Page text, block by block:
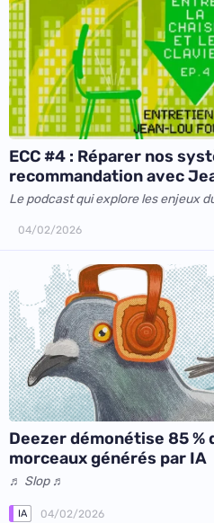
ECC #4 : Réparer nos
recommandation avec
Le podcast qui explore les enjeux
04/02/2026
Deezer démonétise 85 %
morceaux générés par IA
♬ Slop ♬
IA 04/02/2026